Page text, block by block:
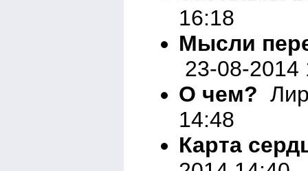
16:18
Мысли
23-08-2014
О чем?
14:48
Карта